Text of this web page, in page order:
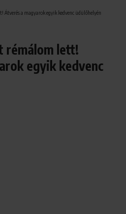
a magyarok egyik kedvenc üdülőhelyén
rémálom lett!
egyik kedvenc